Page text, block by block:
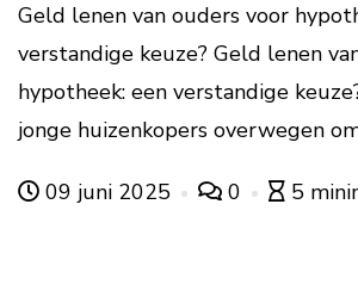
Geld lenen van ouders voor
verstandige keuze? Geld lenen
hypotheek: een verstandige
jonge huizenkopers overwegen
09 juni 2025 0 5